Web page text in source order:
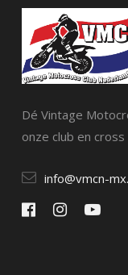
Dé Vintage
onze club en
info@vmcn-